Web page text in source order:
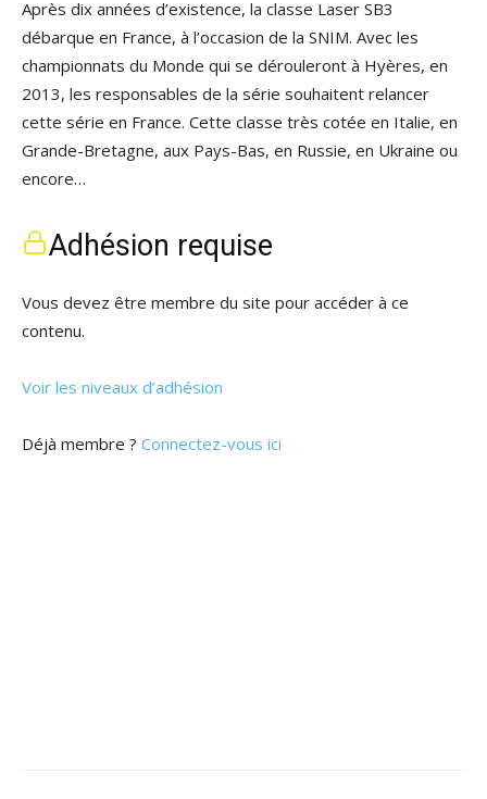
Après dix années d’existence, la classe Laser SB3
débarque en France, à l’occasion de la SNIM. Avec les
championnats du Monde qui se dérouleront à Hyères, en
2013, les responsables de la série souhaitent relancer
cette série en France. Cette classe très cotée en Italie, en
Grande-Bretagne, aux Pays-Bas, en Russie, en Ukraine ou
encore…
Adhésion requise
Vous devez être membre du site pour accéder à ce
contenu.
Voir les niveaux d’adhésion
Déjà membre ? Connectez-vous ici